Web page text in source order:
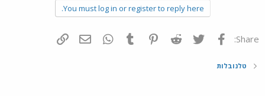
You must log in or register to reply here.
Share: פייסבוק Twitter
Reddit
Pinterest
Tumblr
WhatsAppדואר אלקטרוני
טלנובלות